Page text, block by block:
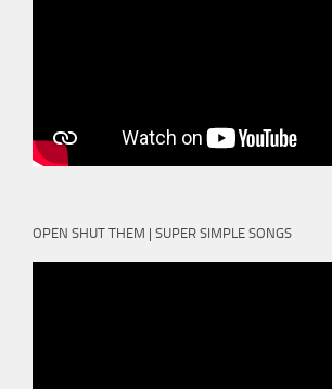
OPEN SHUT THEM | SUPER SIMPLE SONGS